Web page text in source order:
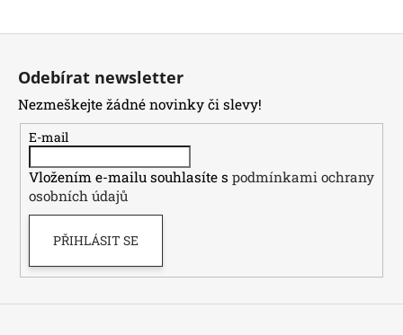
Odebírat newsletter
Nezmeškejte žádné novinky či slevy!
E-mail
Vložením e-mailu souhlasíte s podmínkami ochrany
osobních údajů
PŘIHLÁSIT SE